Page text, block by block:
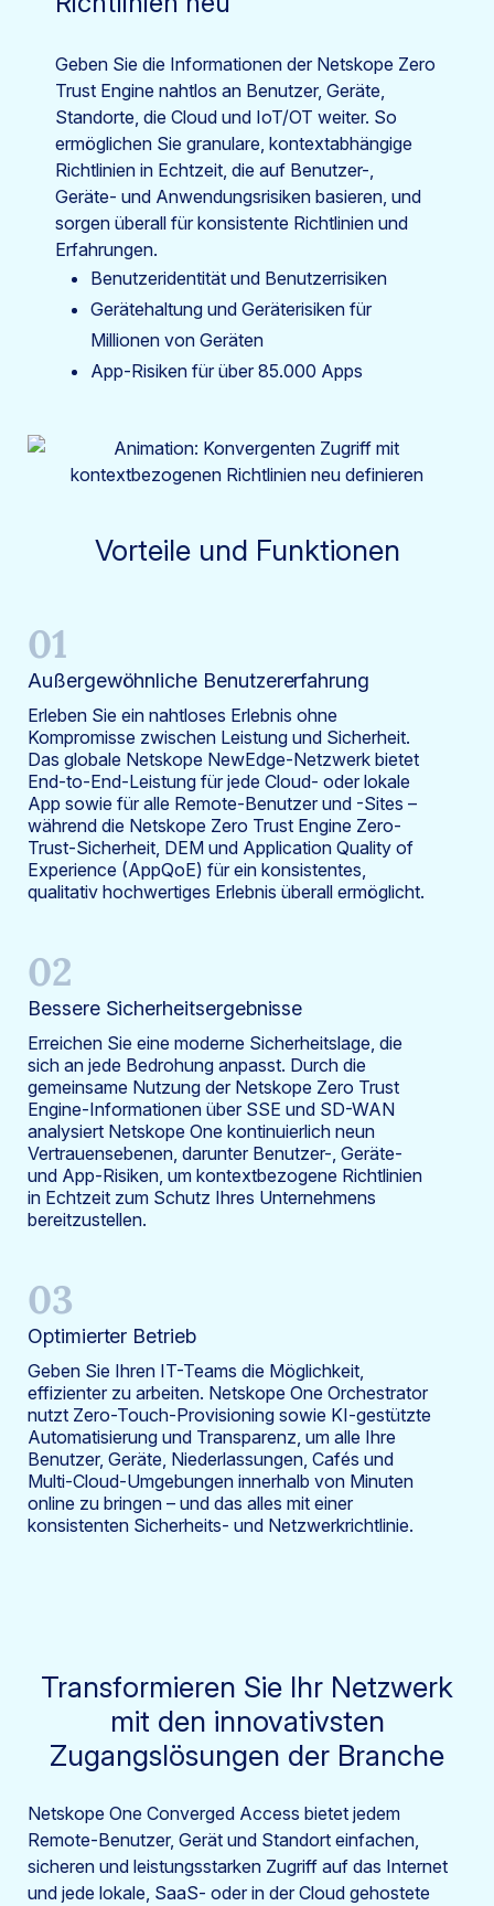
Geben Sie die Informationen der Netskope Zero
Trust Engine nahtlos an Benutzer, Geräte,
Standorte, die Cloud und IoT/OT weiter. So
ermöglichen Sie granulare, kontextabhängige
Richtlinien in Echtzeit, die auf Benutzer-,
Geräte- und Anwendungsrisiken basieren, und
sorgen überall für konsistente Richtlinien und
Erfahrungen.
Benutzeridentität und Benutzerrisiken
Gerätehaltung und Geräterisiken für
Millionen von Geräten
App-Risiken für über 85.000 Apps
Vorteile und Funktionen
01
Außergewöhnliche Benutzererfahrung
Erleben Sie ein nahtloses Erlebnis ohne
Kompromisse zwischen Leistung und Sicherheit.
Das globale Netskope NewEdge-Netzwerk bietet
End-to-End-Leistung für jede Cloud- oder lokale
App sowie für alle Remote-Benutzer und -Sites –
während die Netskope Zero Trust Engine Zero-
Trust-Sicherheit, DEM und Application Quality of
Experience (AppQoE) für ein konsistentes,
qualitativ hochwertiges Erlebnis überall ermöglicht.
02
Bessere Sicherheitsergebnisse
Erreichen Sie eine moderne Sicherheitslage, die
sich an jede Bedrohung anpasst. Durch die
gemeinsame Nutzung der Netskope Zero Trust
Engine-Informationen über SSE und SD-WAN
analysiert Netskope One kontinuierlich neun
Vertrauensebenen, darunter Benutzer-, Geräte-
und App-Risiken, um kontextbezogene Richtlinien
in Echtzeit zum Schutz Ihres Unternehmens
bereitzustellen.
03
Optimierter Betrieb
Geben Sie Ihren IT-Teams die Möglichkeit,
effizienter zu arbeiten. Netskope One Orchestrator
nutzt Zero-Touch-Provisioning sowie KI-gestützte
Automatisierung und Transparenz, um alle Ihre
Benutzer, Geräte, Niederlassungen, Cafés und
Multi-Cloud-Umgebungen innerhalb von Minuten
online zu bringen – und das alles mit einer
konsistenten Sicherheits- und Netzwerkrichtlinie.
Transformieren Sie Ihr Netzwerk
mit den innovativsten
Zugangslösungen der Branche
Netskope One Converged Access bietet jedem
Remote-Benutzer, Gerät und Standort einfachen,
sicheren und leistungsstarken Zugriff auf das Internet
und jede lokale, SaaS- oder in der Cloud gehostete